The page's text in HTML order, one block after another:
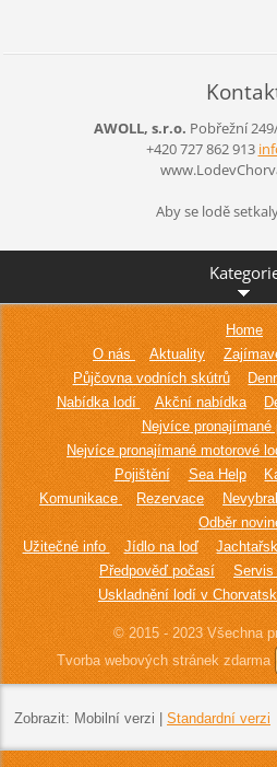
AWOLL, s.r.o. Pobřežní
+420 727 862 913
Aby se lodě
Home
O nás
Aktuality
Půjčovna vodních skútrů
Nabídka lodí
Akční nabídka
Nejvíce pronajímané
Nejvíce pronajímané motorové
Pojištění
Sea Help
Komunikace
Rezervace
Odběr
Užitečné info
Jídlo na loď
Předpověď počasí
Servis
Uskladnění lodí v
© 2015 - 2023 Všechna
Tvorba webových stránek zdarma
Zobrazit: Mobilní verzi | Standardní verzi